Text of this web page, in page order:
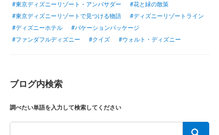
#東京ディズニーリゾート・アンバサダー
#花と緑の散策
#東京ディズニーリゾートで見つける物語
#ディズニーリゾートライン
#ディズニーホテル
#バケーションパッケージ
#ファンダフルディズニー
#クイズ #ウォルト・ディズニー
ブログ内検索
調べたい単語を入力して検索してください